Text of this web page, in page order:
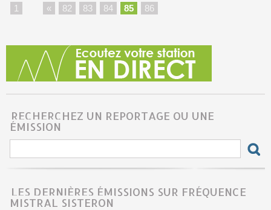
1 « 82 83 84 85 86
RECHERCHEZ UN REPORTAGE OU UNE
ÉMISSION
LES DERNIÈRES ÉMISSIONS SUR FRÉQUENCE
MISTRAL SISTERON